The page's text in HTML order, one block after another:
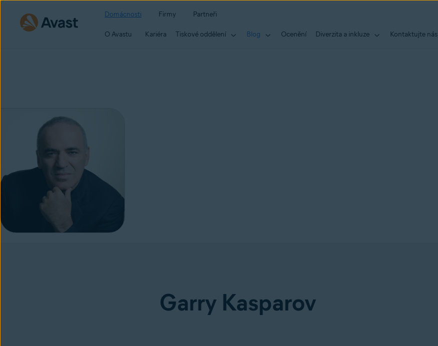
Domácnosti Firmy Partneři
O Avastu Kariéra Tiskové oddělení Blog Ocenění Diverzita a inkluze Kontaktujte nás
Garry Kasparov